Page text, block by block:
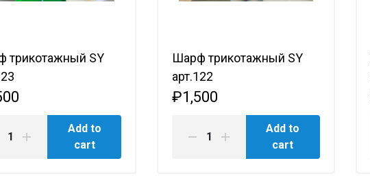
трикотажный SY
Add to
cart
Шарф трикотажный SY
арт.122
₽1,500
Add to
cart